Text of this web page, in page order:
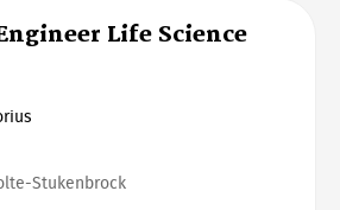
Life Science
Stukenbrock